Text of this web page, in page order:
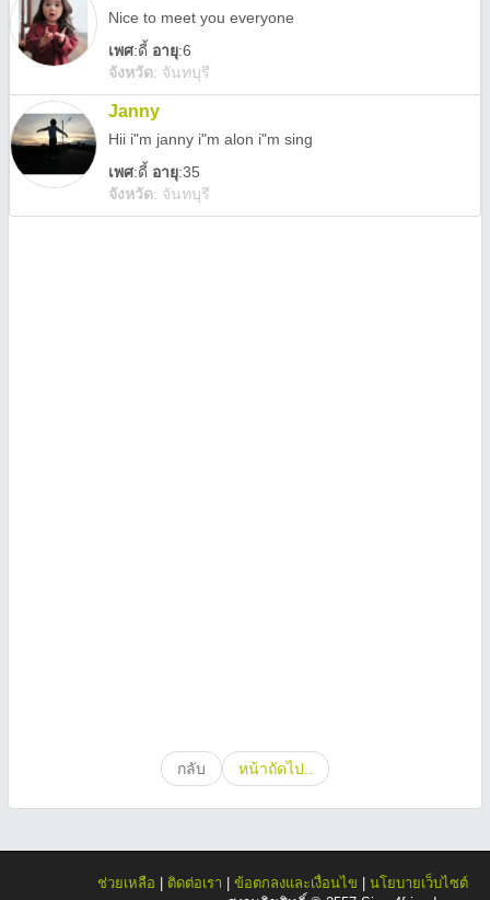
Nice to meet you everyone
เพศ:ดี้ อายุ:6
จังหวัด: จันทบุรี
Janny
Hii i"m janny i"m alon i"m sing
เพศ:ดี้ อายุ:35
จังหวัด: จันทบุรี
กลับ หน้าถัดไป..
ช่วยเหลือ ติดต่อเรา ข้อตกลงและเงื่อนไข
นโยบายเว็บไซต์